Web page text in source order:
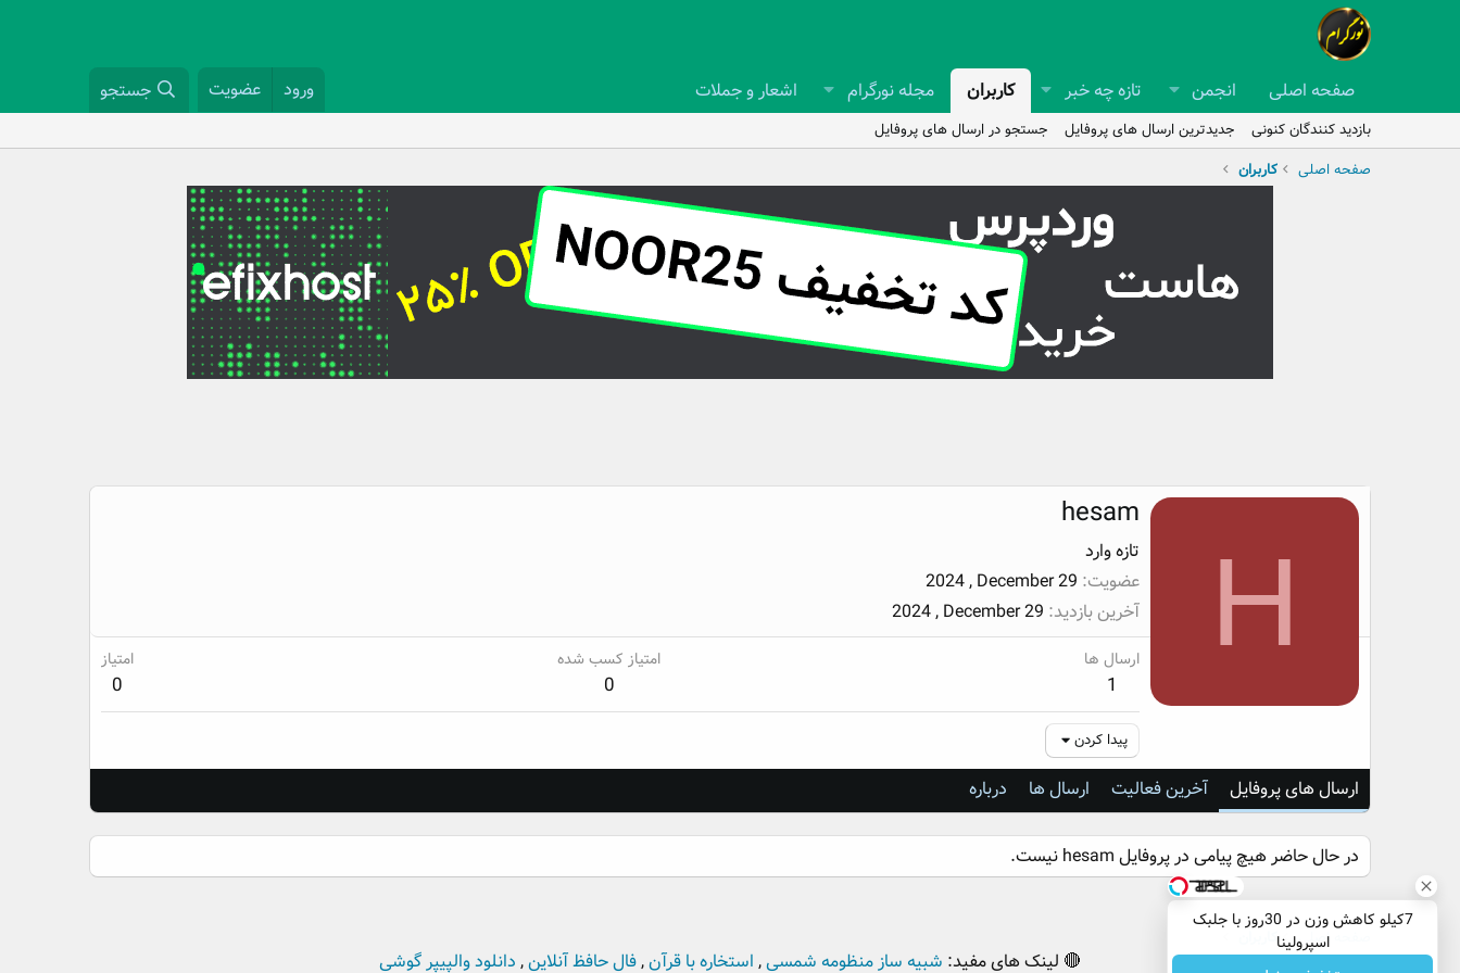
صفحه اصلی انجمن تازه چه خبر کاربران مجله نورگرام اشعار و جملات ورود عضویت جستجو
بازدید کنندگان کنونی جدیدترین ارسال های پروفایل
جستجو در ارسال های پروفایل
صفحه اصلی
کاربران
7کیلو کاهش وزن در 30روز با جلبک
اسپرولینا
H
hesam
تازه وارد
عضویت 2024 , December 29
آخرین بازدید 2024 , December 29
ارسال ها
1
امتیاز کسب شده
0
امتیاز
0
پیدا کردن
ارسال های پروفایل آخرین فعالیت ارسال ها درباره
در حال حاضر هیچ پیامی در پروفایل hesam نیست.
صفحه اصلی
🔴 لینک های مفید: شبیه ساز منظومه شمسی, استخاره با قرآن,فال حافظ آنلاین, دانلود والپیپر گوشی